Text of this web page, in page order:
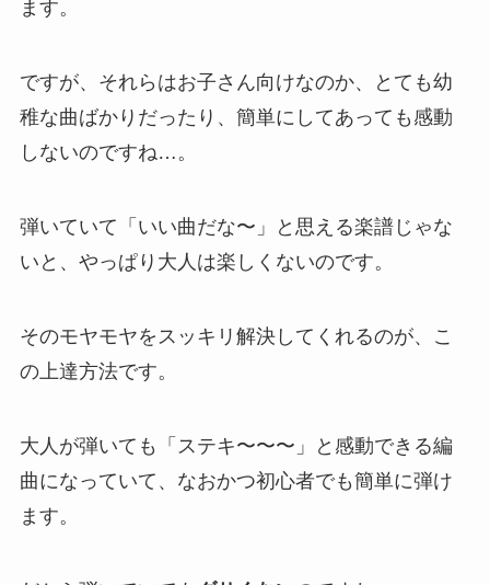
ます。
ですが、それらはお子さん向けなのか、とても幼
稚な曲ばかりだったり、簡単にしてあっても感動
しないのですね…。
弾いていて「いい曲だな〜」と思える楽譜じゃな
いと、やっぱり大人は楽しくないのです。
そのモヤモヤをスッキリ解決してくれるのが、こ
の上達方法です。
大人が弾いても「ステキ〜〜〜」と感動できる編
曲になっていて、なおかつ初心者でも簡単に弾け
ます。